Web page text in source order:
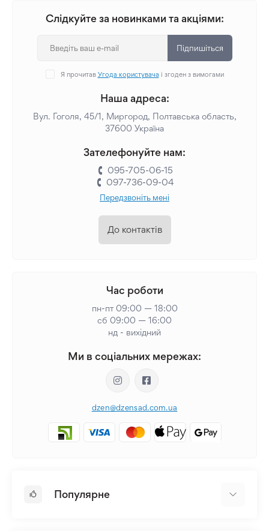
Слідкуйте за новинками та акціями:
Підпишіться
Я прочитав Угода користувача і згоден з вимогами
Наша адреса:
Вул. Гоголя, 45/1, Миргород, Полтавська область,
37600 Україна
Зателефонуйте нам:
095-705-06-15
097-736-09-04
Передзвоніть мені
До контактів
Час роботи
пн-пт 09:00 — 18:00
сб 09:00 — 16:00
нд - вихідний
Ми в соціальних мережах:
dzen@dzensad.com.ua
Популярне